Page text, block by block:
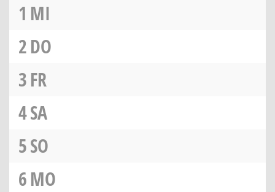
1 MI
2DO
3FR
4SA
5SO
6MO